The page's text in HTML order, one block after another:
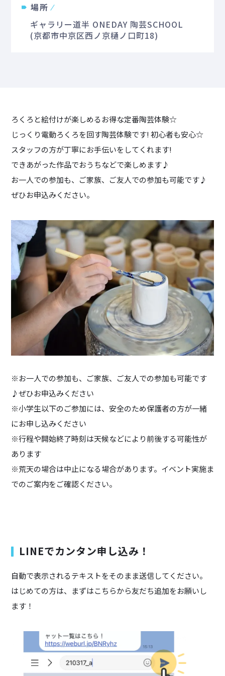
場所
ギャラリー道半 ONEDAY 陶芸SCHOOL
(京都市中京区西ノ京樋ノ口町18)
ろくろと絵付けが楽しめるお得な定番陶芸体験☆
じっくり電動ろくろを回す陶芸体験です! 初心者も安心☆
スタッフの方が丁寧にお手伝いをしてくれます!
できあがった作品でおうちなどで楽しめます♪
お一人での参加も、ご家族、ご友人での参加も可能です♪
ぜひお申込みください。
※お一人での参加も、ご家族、ご友人での参加も可能です
♪ぜひお申込みください
※小学生以下のご参加には、安全のため保護者の方が一緒
にお申し込みください
※行程や開始終了時刻は天候などにより前後する可能性が
あります
※荒天の場合は中止になる場合があります。イベント実施ま
でのご案内をご確認ください。
LINEでカンタン申し込み！
自動で表示されるテキストをそのまま送信してください。
はじめての方は、まずはこちらから友だち追加をお願いし
ます！